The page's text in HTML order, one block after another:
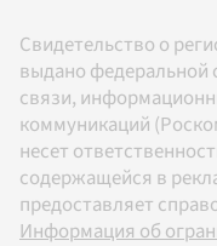
Свидетельство о
выдано федеральной
связи,
коммуникаций
несет
содержащейся в
предоставляет
Информация об